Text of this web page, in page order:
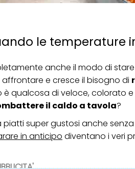
le temperature
anche il modo di
e cresce il bisogno di
è qualcosa di veloce, colorato
il caldo a tavola?
super gustosi anche
in anticipo diventano i veri